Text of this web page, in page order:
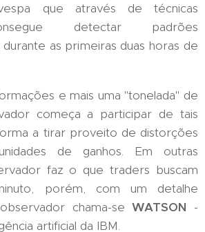
que através de técnicas
detectar padrões
as primeiras duas horas de
e mais uma "tonelada" de
começa a participar de tais
a tirar proveito de distorções
de ganhos. Em outras
faz o que traders buscam
porém, com um detalhe
chama-seWATSON -
artificial da IBM.